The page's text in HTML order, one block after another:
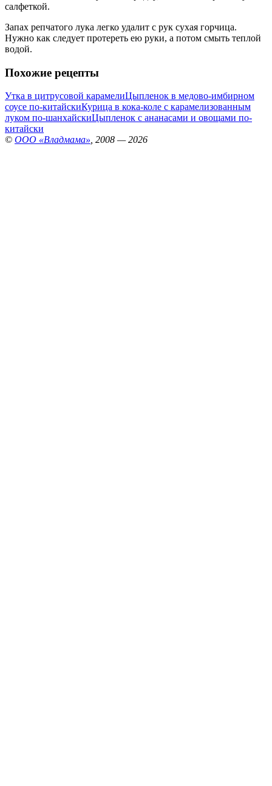
салфеткой.
Запах репчатого лука легко удалит с рук сухая горчица.
Нужно как следует протереть ею руки, а потом смыть теплой
водой.
Похожие рецепты
Утка в цитрусовой карамелиЦыпленок в медово-имбирном
соусе по-китайскиКурица в кока-коле с карамелизованным
луком по-шанхайскиЦыпленок с ананасами и овощами по-
китайски
© ООО «Владмама» , 2008 — 2026